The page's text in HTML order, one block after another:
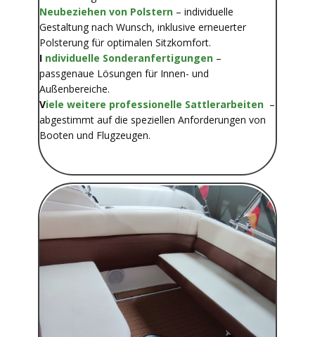
Neubeziehen von Polstern – individuelle
Gestaltung nach Wunsch, inklusive erneuerter
Polsterung für optimalen Sitzkomfort.
I ndividuelle Sonderanfertigungen –
passgenaue Lösungen für Innen- und
Außenbereiche.
Viele weitere professionelle Sattlerarbeiten –
abgestimmt auf die speziellen Anforderungen von
Booten und Flugzeugen.